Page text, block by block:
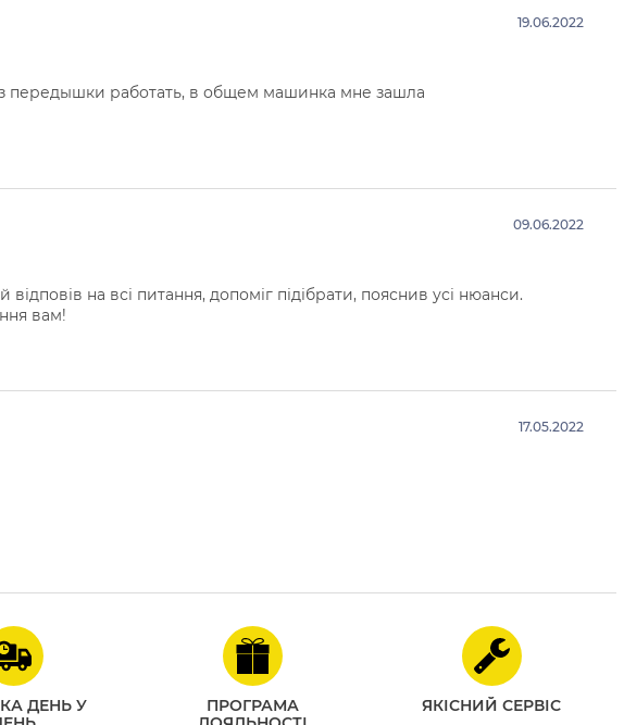
19.06.2022
передышки работать, в общем машинка мне зашла
09.06.2022
на всі питання, допоміг підібрати, пояснив усі нюанси.
вам!
17.05.2022
ДЕНЬ У
ПРОГРАМА
ЯКІСНИЙ СЕРВІС